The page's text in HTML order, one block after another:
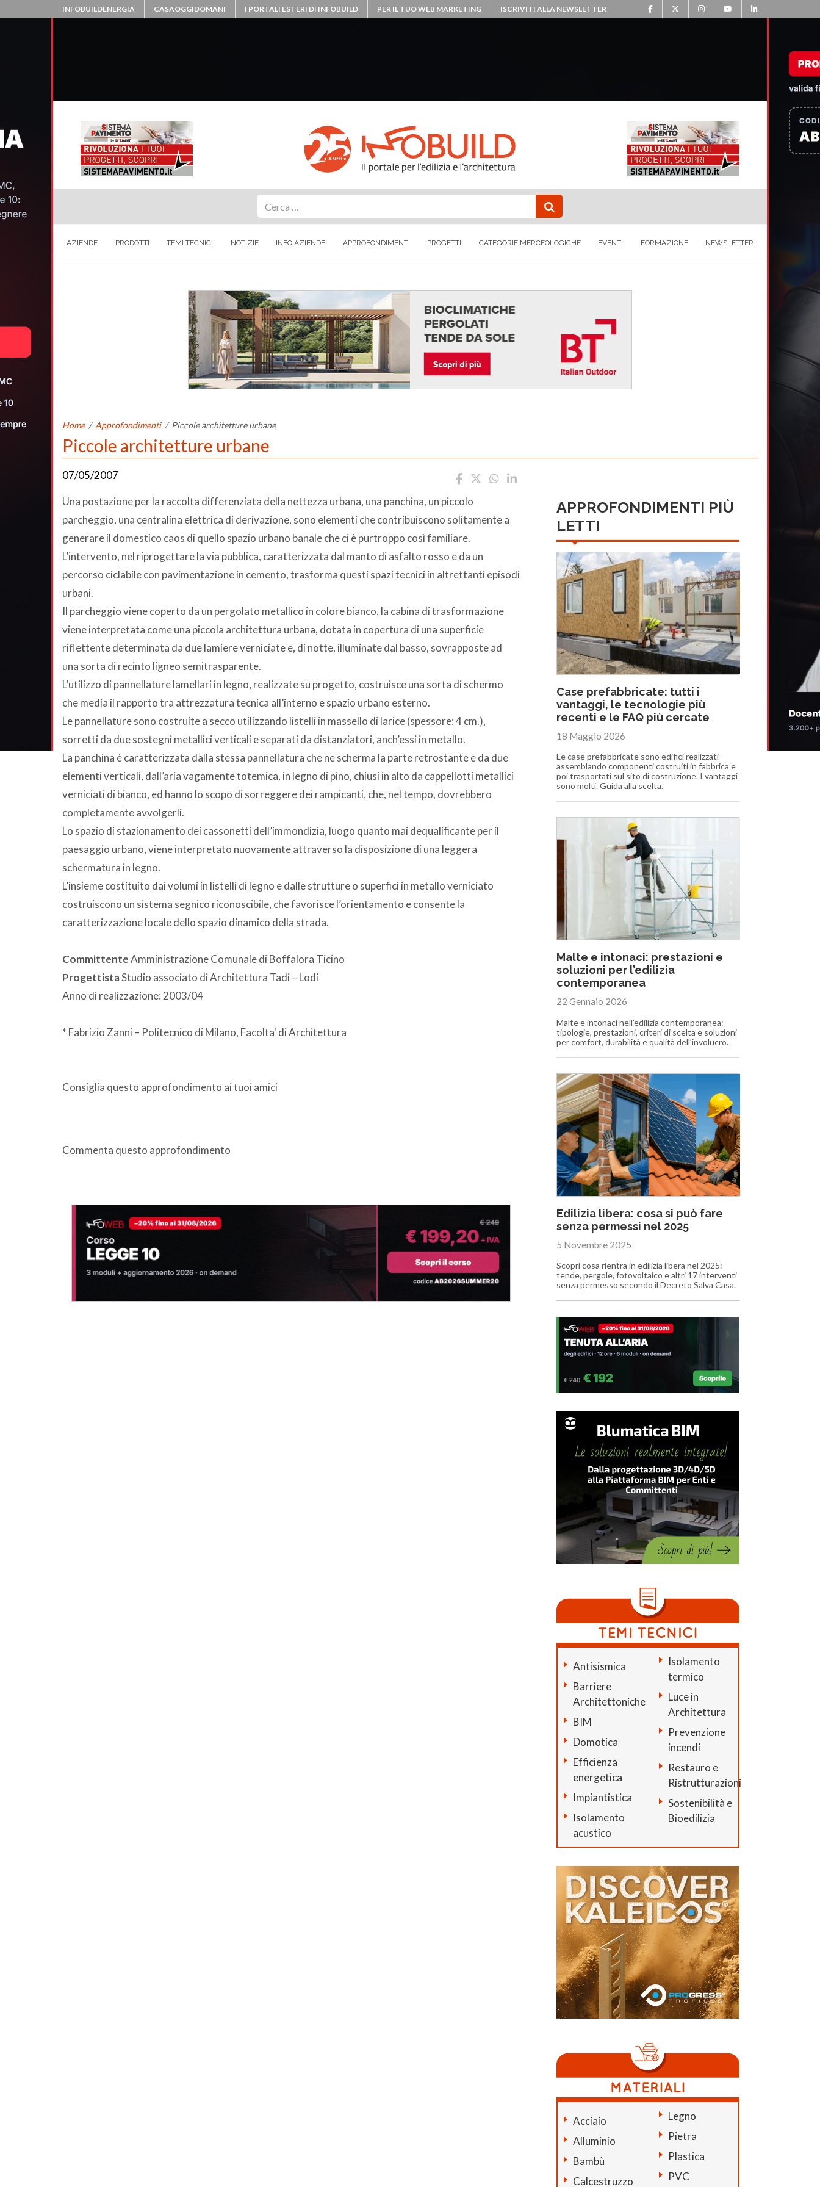
INFOBUILDENERGIA CASAOGGIDOMANI I PORTALI ESTERI DI INFOBUILD PER IL TUO WEB MARKETING ISCRIVITI ALLA NEWSLETTER
AZIENDE PRODOTTI TEMI TECNICI NOTIZIE INFO AZIENDE APPROFONDIMENTI PROGETTI CATEGORIE MERCEOLOGICHE EVENTI FORMAZIONE NEWSLETTER
Home / Approfondimenti / Piccole architetture urbane
Piccole architetture urbane
07/05/2007
Una postazione per la raccolta differenziata della nettezza urbana, una panchina, un piccolo
parcheggio, una centralina elettrica di derivazione, sono elementi che contribuiscono solitamente a
generare il domestico caos di quello spazio urbano banale che ci è purtroppo così familiare.
L’intervento, nel riprogettare la via pubblica, caratterizzata dal manto di asfalto rosso e da un
percorso ciclabile con pavimentazione in cemento, trasforma questi spazi tecnici in altrettanti episodi
urbani.
Il parcheggio viene coperto da un pergolato metallico in colore bianco, la cabina di trasformazione
viene interpretata come una piccola architettura urbana, dotata in copertura di una superficie
riflettente determinata da due lamiere verniciate e, di notte, illuminate dal basso, sovrapposte ad
una sorta di recinto ligneo semitrasparente.
L’utilizzo di pannellature lamellari in legno, realizzate su progetto, costruisce una sorta di schermo
che media il rapporto tra attrezzatura tecnica all’interno e spazio urbano esterno.
Le pannellature sono costruite a secco utilizzando listelli in massello di larice (spessore: 4 cm.),
sorretti da due sostegni metallici verticali e separati da distanziatori, anch’essi in metallo.
La panchina è caratterizzata dalla stessa pannellatura che ne scherma la parte retrostante e da due
elementi verticali, dall’aria vagamente totemica, in legno di pino, chiusi in alto da cappellotti metallici
verniciati di bianco, ed hanno lo scopo di sorreggere dei rampicanti, che, nel tempo, dovrebbero
completamente avvolgerli.
Lo spazio di stazionamento dei cassonetti dell’immondizia, luogo quanto mai dequalificante per il
paesaggio urbano, viene interpretato nuovamente attraverso la disposizione di una leggera
schermatura in legno.
L’insieme costituito dai volumi in listelli di legno e dalle strutture o superfici in metallo verniciato
costruiscono un sistema segnico riconoscibile, che favorisce l’orientamento e consente la
caratterizzazione locale dello spazio dinamico della strada.
CommittenteAmministrazione Comunale di Boffalora Ticino
ProgettistaStudio associato di Architettura Tadi – Lodi
Anno di realizzazione: 2003/04
* Fabrizio Zanni – Politecnico di Milano, Facolta' di Architettura
Consiglia questo approfondimento ai tuoi amici
Commenta questo approfondimento
APPROFONDIMENTI PIÙ
LETTI
Case prefabbricate: tutti i
vantaggi, le tecnologie più
recenti e le FAQ più cercate
18 Maggio 2026
Le case prefabbricate sono edifici realizzati
assemblando componenti costruiti in fabbrica e
poi trasportati sul sito di costruzione. I vantaggi
sono molti. Guida alla scelta.
Malte e intonaci: prestazioni e
soluzioni per l’edilizia
contemporanea
22 Gennaio 2026
Malte e intonaci nell’edilizia contemporanea:
tipologie, prestazioni, criteri di scelta e soluzioni
per comfort, durabilità e qualità dell’involucro.
Edilizia libera: cosa si può fare
senza permessi nel 2025
5 Novembre 2025
Scopri cosa rientra in edilizia libera nel 2025:
tende, pergole, fotovoltaico e altri 17 interventi
senza permesso secondo il Decreto Salva Casa.
Antisismica
Barriere
Architettoniche
BIM
Domotica
Efficienza
energetica
Impiantistica
Isolamento
acustico
Isolamento
termico
Luce in
Architettura
Prevenzione
incendi
Restauro e
Ristrutturazioni
Sostenibilità e
Bioedilizia
Acciaio
Alluminio
Bambù
Calcestruzzo
Legno
Pietra
Plastica
PVC